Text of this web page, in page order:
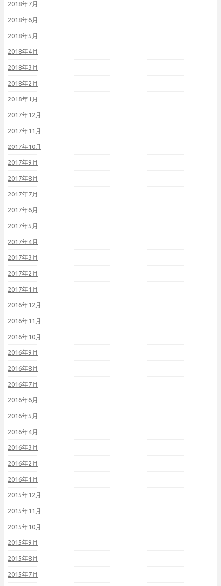
2018年7月
2018年6月
2018年5月
2018年4月
2018年3月
2018年2月
2018年1月
2017年12月
2017年11月
2017年10月
2017年9月
2017年8月
2017年7月
2017年6月
2017年5月
2017年4月
2017年3月
2017年2月
2017年1月
2016年12月
2016年11月
2016年10月
2016年9月
2016年8月
2016年7月
2016年6月
2016年5月
2016年4月
2016年3月
2016年2月
2016年1月
2015年12月
2015年11月
2015年10月
2015年9月
2015年8月
2015年7月